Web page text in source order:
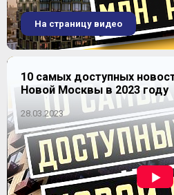
На страницу видео
10 самых доступных
Новой Москвы в 2023 году
28.03.2023